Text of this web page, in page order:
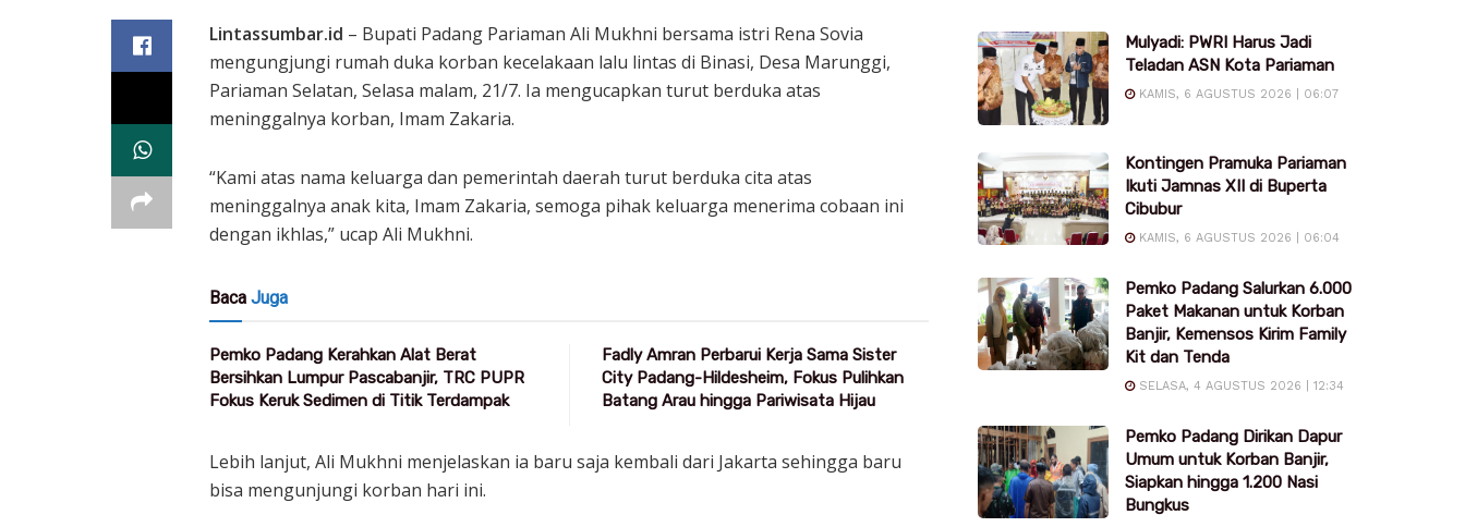
Lintassumbar.id – Bupati Padang Pariaman Ali Mukhni bersama istri Rena Sovia
mengungjungi rumah duka korban kecelakaan lalu lintas di Binasi, Desa Marunggi,
Pariaman Selatan, Selasa malam, 21/7. Ia mengucapkan turut berduka atas
meninggalnya korban, Imam Zakaria.
“Kami atas nama keluarga dan pemerintah daerah turut berduka cita atas
meninggalnya anak kita, Imam Zakaria, semoga pihak keluarga menerima cobaan ini
dengan ikhlas,” ucap Ali Mukhni.
Baca Juga
Pemko Padang Kerahkan Alat Berat
Bersihkan Lumpur Pascabanjir, TRC PUPR
Fokus Keruk Sedimen di Titik Terdampak
Fadly Amran Perbarui Kerja Sama Sister
City Padang-Hildesheim, Fokus Pulihkan
Batang Arau hingga Pariwisata Hijau
Lebih lanjut, Ali Mukhni menjelaskan ia baru saja kembali dari Jakarta sehingga baru
bisa mengunjungi korban hari ini.
Mulyadi: PWRI Harus Jadi
Teladan ASN Kota Pariaman
KAMIS, 6 AGUSTUS 2026 | 06:07
Kontingen Pramuka Pariaman
Ikuti Jamnas XII di Buperta
Cibubur
KAMIS, 6 AGUSTUS 2026 | 06:04
Pemko Padang Salurkan 6.000
Paket Makanan untuk Korban
Banjir, Kemensos Kirim Family
Kit dan Tenda
SELASA, 4 AGUSTUS 2026 | 12:34
Pemko Padang Dirikan Dapur
Umum untuk Korban Banjir,
Siapkan hingga 1.200 Nasi
Bungkus